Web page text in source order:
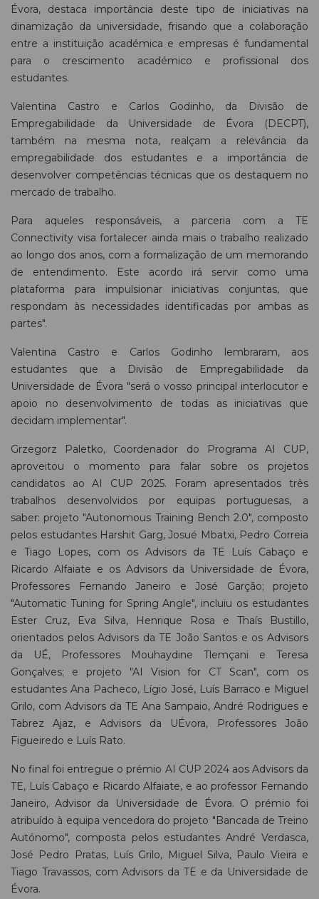
Évora, destaca importância deste tipo de iniciativas na
dinamização da universidade, frisando que a colaboração
entre a instituição académica e empresas é fundamental
para o crescimento académico e profissional dos
estudantes.
Valentina Castro e Carlos Godinho, da Divisão de
Empregabilidade da Universidade de Évora (DECPT),
também na mesma nota, realçam a relevância da
empregabilidade dos estudantes e a importância de
desenvolver competências técnicas que os destaquem no
mercado de trabalho.
Para aqueles responsáveis, a parceria com a TE
Connectivity visa fortalecer ainda mais o trabalho realizado
ao longo dos anos, com a formalização de um memorando
de entendimento. Este acordo irá servir como uma
plataforma para impulsionar iniciativas conjuntas, que
respondam às necessidades identificadas por ambas as
partes".
Valentina Castro e Carlos Godinho lembraram, aos
estudantes que a Divisão de Empregabilidade da
Universidade de Évora "será o vosso principal interlocutor e
apoio no desenvolvimento de todas as iniciativas que
decidam implementar".
Grzegorz Paletko, Coordenador do Programa AI CUP,
aproveitou o momento para falar sobre os projetos
candidatos ao AI CUP 2025. Foram apresentados três
trabalhos desenvolvidos por equipas portuguesas, a
saber: projeto "Autonomous Training Bench 2.0", composto
pelos estudantes Harshit Garg, Josué Mbatxi, Pedro Correia
e Tiago Lopes, com os Advisors da TE Luís Cabaço e
Ricardo Alfaiate e os Advisors da Universidade de Évora,
Professores Fernando Janeiro e José Garção; projeto
"Automatic Tuning for Spring Angle", incluiu os estudantes
Ester Cruz, Eva Silva, Henrique Rosa e Thaís Bustillo,
orientados pelos Advisors da TE João Santos e os Advisors
da UÉ, Professores Mouhaydine Tlemçani e Teresa
Gonçalves; e projeto "AI Vision for CT Scan", com os
estudantes Ana Pacheco, Lígio José, Luís Barraco e Miguel
Grilo, com Advisors da TE Ana Sampaio, André Rodrigues e
Tabrez Ajaz, e Advisors da UÉvora, Professores João
Figueiredo e Luís Rato.
No final foi entregue o prémio AI CUP 2024 aos Advisors da
TE, Luís Cabaço e Ricardo Alfaiate, e ao professor Fernando
Janeiro, Advisor da Universidade de Évora. O prémio foi
atribuído à equipa vencedora do projeto "Bancada de Treino
Autónomo", composta pelos estudantes André Verdasca,
José Pedro Pratas, Luís Grilo, Miguel Silva, Paulo Vieira e
Tiago Travassos, com Advisors da TE e da Universidade de
Évora.